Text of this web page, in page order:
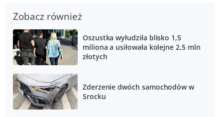
Zobacz również
Oszustka wyłudziła blisko 1,5
miliona a usiłowała kolejne 2,5 mln
złotych
Zderzenie dwóch samochodów w
Srocku